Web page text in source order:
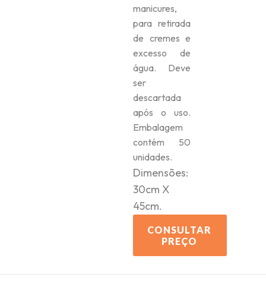
manicures,
para retirada
de cremes e
excesso de
água. Deve
ser
descartada
após o uso.
Embalagem
contém 50
unidades.
Dimensões:
30cm X
45cm.
CONSULTAR
PREÇO